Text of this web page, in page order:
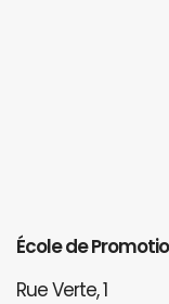
École de
Rue Verte, 1